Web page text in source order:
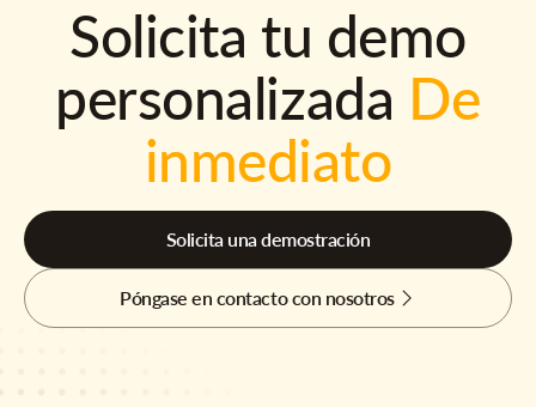
Solicita tu demo
personalizada De
inmediato
Solicita una demostración
Póngase en contacto con nosotros